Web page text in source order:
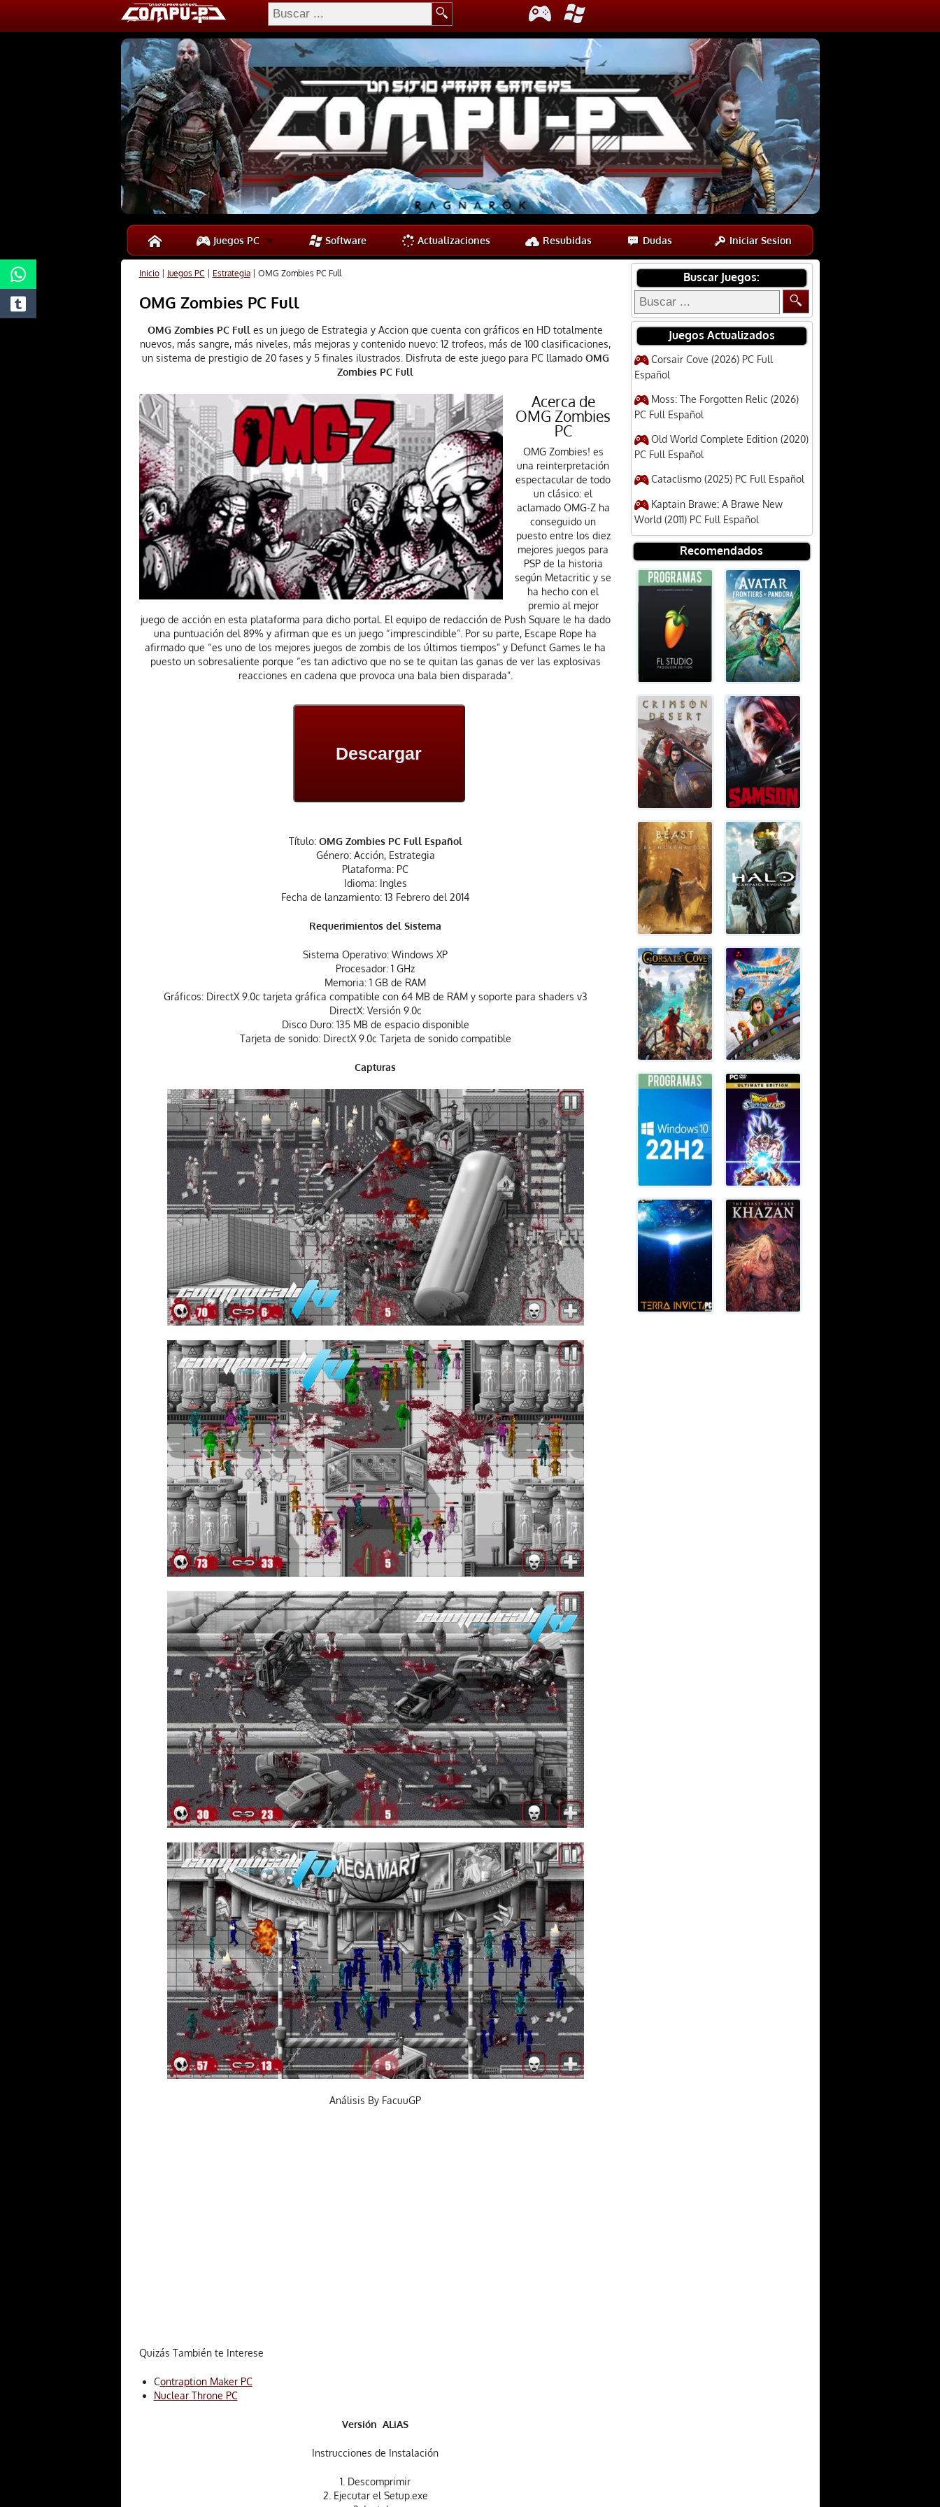
Juegos PC Software Actualizaciones Resubidas Dudas Iniciar Sesion
Inicio| Juegos PC | Estrategia| OMG Zombies PC Full
OMG Zombies PC Full
OMG Zombies PC Full es un juego de Estrategia y Accion que cuenta con gráficos en HD totalmente
nuevos, más sangre, más niveles, más mejoras y contenido nuevo: 12 trofeos, más de 100 clasificaciones,
un sistema de prestigio de 20 fases y 5 finales ilustrados. Disfruta de este juego para PC llamadoOMG
Zombies PC Full
Acerca de
OMG Zombies
PC
OMG Zombies! es
una reinterpretación
espectacular de todo
un clásico: el
aclamado OMG-Z ha
conseguido un
puesto entre los diez
mejores juegos para
PSP de la historia
según Metacritic y se
ha hecho con el
premio al mejor
juego de acción en esta plataforma para dicho portal. El equipo de redacción de Push Square le ha dado
una puntuación del 89% y afirman que es un juego “imprescindible”. Por su parte, Escape Rope ha
afirmado que “es uno de los mejores juegos de zombis de los últimos tiempos” y Defunct Games le ha
puesto un sobresaliente porque “es tan adictivo que no se te quitan las ganas de ver las explosivas
reacciones en cadena que provoca una bala bien disparada”.
Descargar
Título: OMG Zombies PC Full Español
Género: Acción, Estrategia
Plataforma: PC
Idioma: Ingles
Fecha de lanzamiento: 13 Febrero del 2014
Requerimientos del Sistema
Sistema Operativo: Windows XP
Procesador: 1 GHz
Memoria: 1 GB de RAM
Gráficos: DirectX 9.0c tarjeta gráfica compatible con 64 MB de RAM y soporte para shaders v3
DirectX: Versión 9.0c
Disco Duro: 135 MB de espacio disponible
Tarjeta de sonido: DirectX 9.0c Tarjeta de sonido compatible
Capturas
Análisis By FacuuGP
Quizás También te Interese
Contraption Maker PC
Nuclear Throne PC
Versión ALiAS
Instrucciones de Instalación
1. Descomprimir
2. Ejecutar el Setup.exe
Buscar Juegos:
Juegos Actualizados
Corsair Cove (2026) PC Full
Español
Moss: The Forgotten Relic (2026)
PC Full Español
Old World Complete Edition (2020)
PC Full Español
Cataclismo (2025) PC Full Español
Kaptain Brawe: A Brawe New
World (2011) PC Full Español
Recomendados